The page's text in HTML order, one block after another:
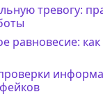
тревогу:
равновесие: как